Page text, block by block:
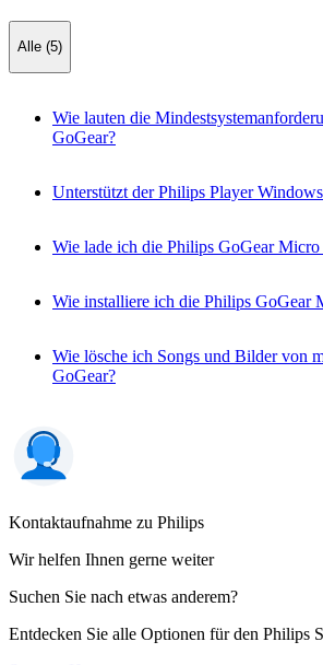
Alle (5)
Wie lauten die
GoGear?
Unterstützt der Philips Player
Wie lade ich die Philips GoGear Micro
Wie installiere ich die Philips GoGear
Wie lösche ich Songs und Bilder von
GoGear?
Kontaktaufnahme zu Philips
Wir helfen Ihnen gerne weiter
Suchen Sie nach etwas anderem?
Entdecken Sie alle Optionen für den Philips